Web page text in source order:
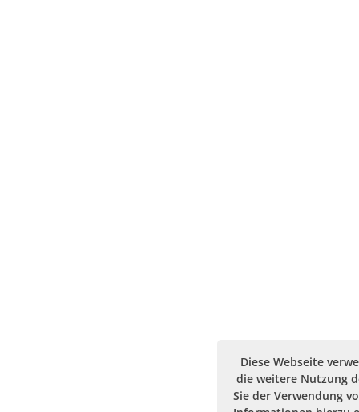
Diese Webseite
die weitere Nutzung
Sie der Verwendung